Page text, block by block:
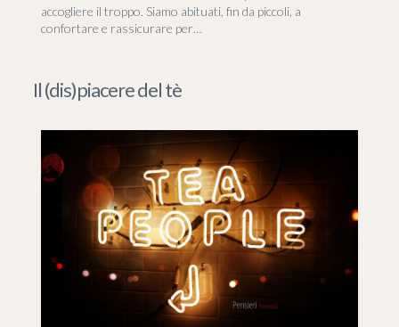
accogliere il troppo. Siamo abituati, fin da piccoli, a
confortare e rassicurare per…
Il (dis)piacere del tè